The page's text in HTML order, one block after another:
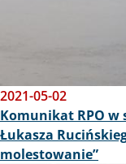
2021-05-02
Komunikat RPO w
Łukasza
molestowanie”